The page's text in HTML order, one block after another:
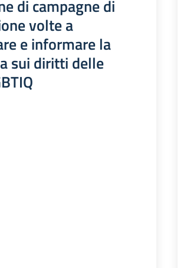
di campagne di
volte a
e informare la
sui diritti delle